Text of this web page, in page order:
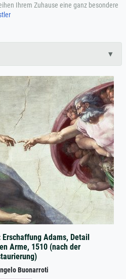
Ihrem Zuhause eine ganz besondere
Adams, Detail
Arme, 1510 (nach der
Buonarroti